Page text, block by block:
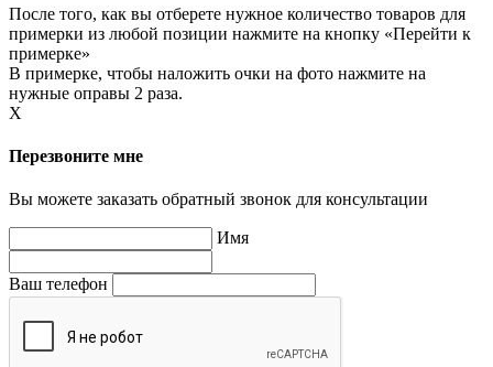
После того, как вы отберете нужное количество товаров для
примерки из любой позиции нажмите на кнопку «Перейти к
примерке»
В примерке, чтобы наложить очки на фото нажмите на
нужные оправы 2 раза.
X
Перезвоните мне
Вы можете заказать обратный звонок для консультации
Имя
Ваш телефон